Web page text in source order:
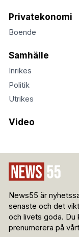
Privatekonomi
Boende
Samhälle
Inrikes
Politik
Utrikes
Video
News55 är
senaste och det
och livets goda. Du
prenumerera på